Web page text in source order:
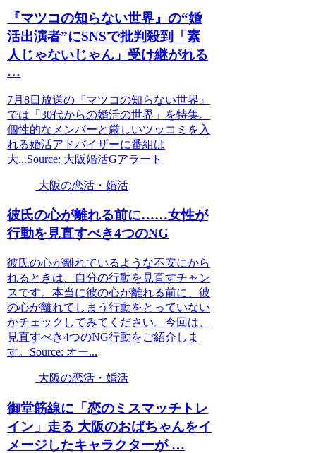
『マツコの知らない世界』の“婚
活出演者”にSNSで批判殺到「素
人じゃないじゃん」受け継がれる
…
7月8日放送の『マツコの知らない世界』
では「30代からの婚活の世界」を特集。
個性的なメンバーと厳しいツッコミを入
れる婚活アドバイザーに番組は
大...Source: 大阪婚活Gアラート
大阪の恋活・婚活
彼氏の心が離れる前に……女性が
行動を見直すべき4つのNG
彼氏の心が離れているような不安にから
れるときは、自分の行動を見直すチャン
スです。本当に彼の心が離れる前に、彼
の心が離れてしまう行動をとっていない
かチェックしてみてください。今回は、
見直すべき4つのNG行動をご紹介しま
す。Source: オー...
大阪の恋活・婚活
御堂筋線に「恋のミスマッチトレ
イン」走る 大阪のおばちゃんをイ
メージしたキャラクターが …